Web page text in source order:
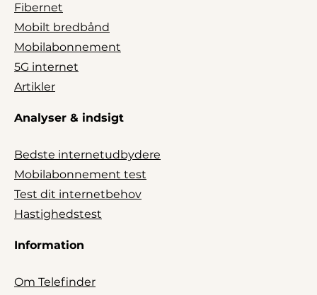
Fibernet
Mobilt bredbånd
Mobilabonnement
5G internet
Artikler
Analyser & indsigt
Bedste internetudbydere
Mobilabonnement test
Test dit internetbehov
Hastighedstest
Information
Om Telefinder